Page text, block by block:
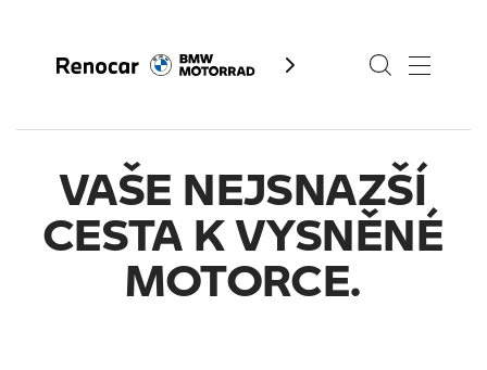
Skladové motocykly
Modely
VAŠE NEJSNAZŠÍ
CESTA K VYSNĚNÉ
MOTORCE.